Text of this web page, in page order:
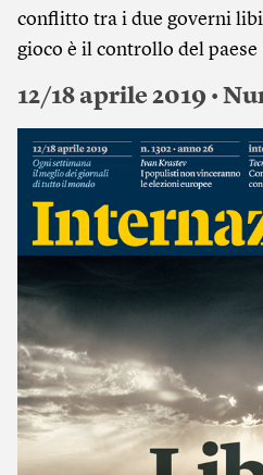
conflitto tra i due governi
gioco è il controllo del paese
12/18 aprile 2019 •